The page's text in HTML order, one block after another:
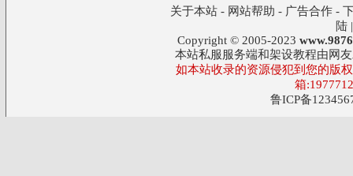
关于本站- 网站帮助 - 广告合作-
陆
Copyright © 2005-2023
本站私服服务端和架设教程由网
如本站收录的资源侵犯到您的版
箱
鲁ICP备